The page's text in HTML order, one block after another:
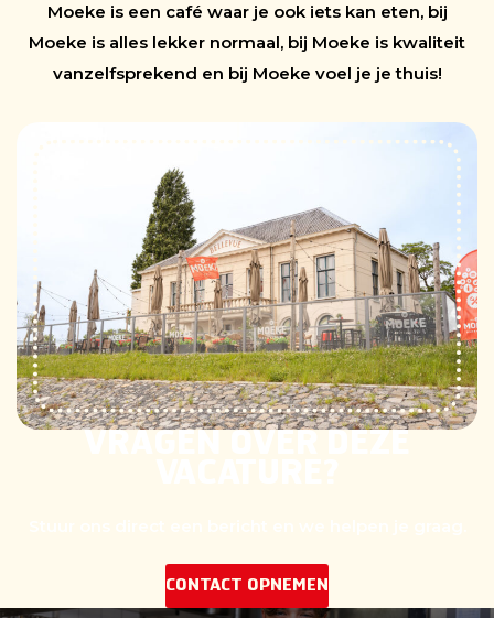
Moeke is een café waar je ook iets kan eten, bij
Moeke is alles lekker normaal, bij Moeke is kwaliteit
vanzelfsprekend en bij Moeke voel je je thuis!
CONTACT OPNEMEN